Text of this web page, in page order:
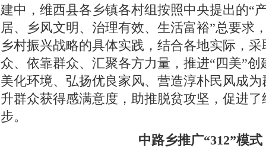
建中，维西县各乡镇各村组按照中央提出的“
居、乡风文明、治理有效、生活富裕”总要求
乡村振兴战略的具体实践，结合各地实际，
众、依靠群众、汇聚各方力量，推进“四美”
美化环境、弘扬优良家风、营造淳朴民风成
升群众获得感满意度，助推脱贫攻坚，促进
步。
中路乡推广“312”模式